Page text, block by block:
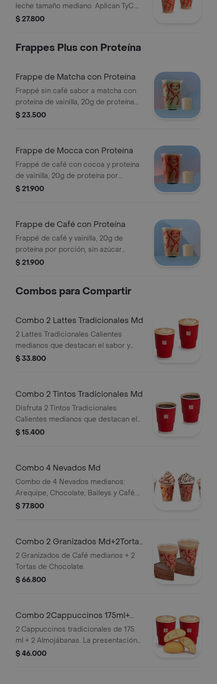
leche tamaño mediano. Aplican TyC.
Producto sujeto a disponibilidad en
$ 27.800
Frappes Plus con Proteína
Frappe de Matcha con Proteína
Frappé sin café sabor a matcha con
proteína de vainilla, 20g de proteína
por porción, sin azúcar añadida,
$ 23.500
Frappe de Mocca con Proteína
Frappé de café con cocoa y proteína
de vainilla, 20g de proteína por
porción, sin azúcar añadida, textura
$ 21.900
Frappe de Café con Proteína
Frappé de café y vainilla, 20g de
proteína por porción, sin azúcar
añadida. Textura granizada y
$ 21.900
Combos para Compartir
Combo 2 Lattes Tradicionales Md
2 Lattes Tradicionales Calientes
medianos que destacan el sabor y
aroma del café Juan Valdez.
$ 33.800
Combo 2 Tintos Tradicionales Md
Disfruta 2 Tintos Tradicionales
Calientes medianos que destacan el
sabor y aroma del café Juan Valdez.
$ 15.400
Combo 4 Nevados Md
Combo de 4 Nevados medianos:
Arequipe, Chocolate, Baileys y Café.
El Nevado Baileys contiene licor.
$ 77.800
Combo 2 Granizados Md+2Tortas
Chocolate
2 Granizados de Café medianos + 2
Tortas de Chocolate.
$ 66.800
Combo 2Cappuccinos 175ml+
2Almojabanas
2 Cappuccinos tradicionales de 175
ml + 2 Almojábanas. La presentación
del Cappuccino puede variar
$ 46.000